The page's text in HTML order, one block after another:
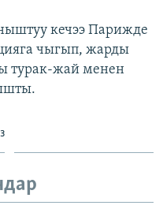
кечээ Парижде
чыгып, жарды
турак-жай менен